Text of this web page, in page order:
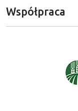
Współpraca